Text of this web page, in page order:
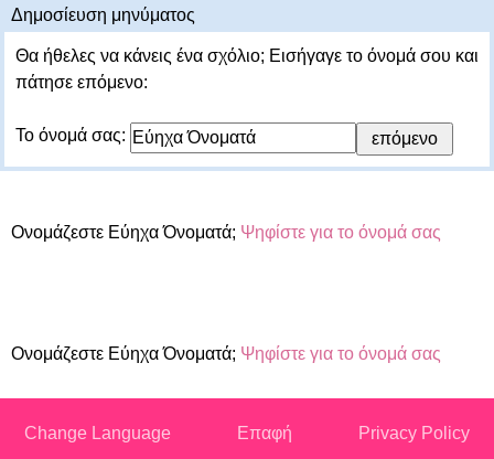
Δημοσίευση μηνύματος
Θα ήθελες να κάνεις ένα σχόλιο; Εισήγαγε το όνομά σου και
πάτησε επόμενο:
Το όνομά σας:
Ονομάζεστε Εύηχα Όνοματά; Ψηφίστε για το όνομά σας
Ονομάζεστε Εύηχα Όνοματά; Ψηφίστε για το όνομά σας
Change Language Επαφή Privacy Policy